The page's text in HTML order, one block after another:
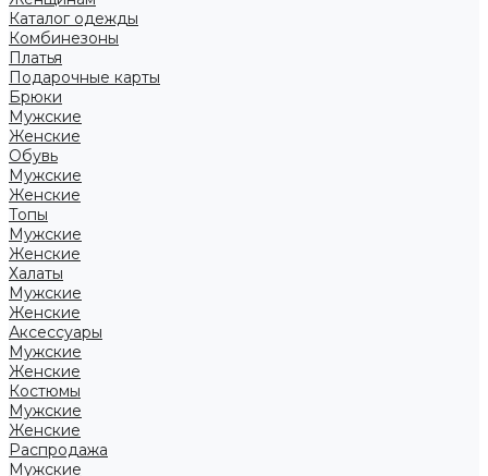
Каталог одежды
Комбинезоны
Платья
Подарочные карты
Брюки
Мужские
Женские
Обувь
Мужские
Женские
Топы
Мужские
Женские
Халаты
Мужские
Женские
Аксессуары
Мужские
Женские
Костюмы
Мужские
Женские
Распродажа
Мужские